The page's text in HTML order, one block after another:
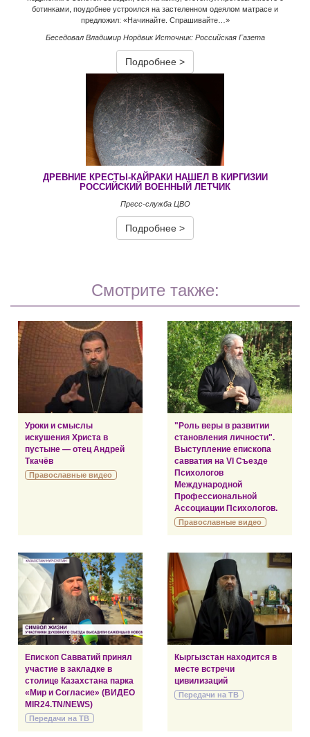
ботинками, поудобнее устроился на застеленном одеялом матрасе и
предложил: «Начинайте. Спрашивайте…»
Беседовал Владимир Нордвик Источник: Российская Газета
Подробнее >
ДРЕВНИЕ КРЕСТЫ-КАЙРАКИ НАШЕЛ В КИРГИЗИИ
РОССИЙСКИЙ ВОЕННЫЙ ЛЕТЧИК
Пресс-служба ЦВО
Подробнее >
Смотрите также:
Уроки и смыслы
искушения Христа в
пустыне — отец Андрей
Ткачёв
Православные видео
"Роль веры в развитии
становления личности".
Выступление епископа
савватия на VI Съезде
Психологов
Международной
Профессиональной
Ассоциации Психологов.
Православные видео
Епископ Савватий принял
участие в закладке в
столице Казахстана парка
«Мир и Согласие» (ВИДЕО
MIR24.TN/NEWS)
Передачи на ТВ
Кыргызстан находится в
месте встречи
цивилизаций
Передачи на ТВ